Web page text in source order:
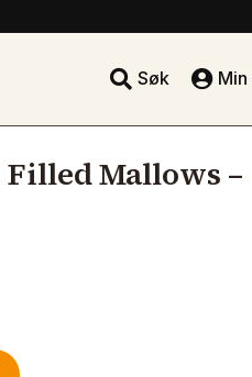
 Søk 
Mallows –